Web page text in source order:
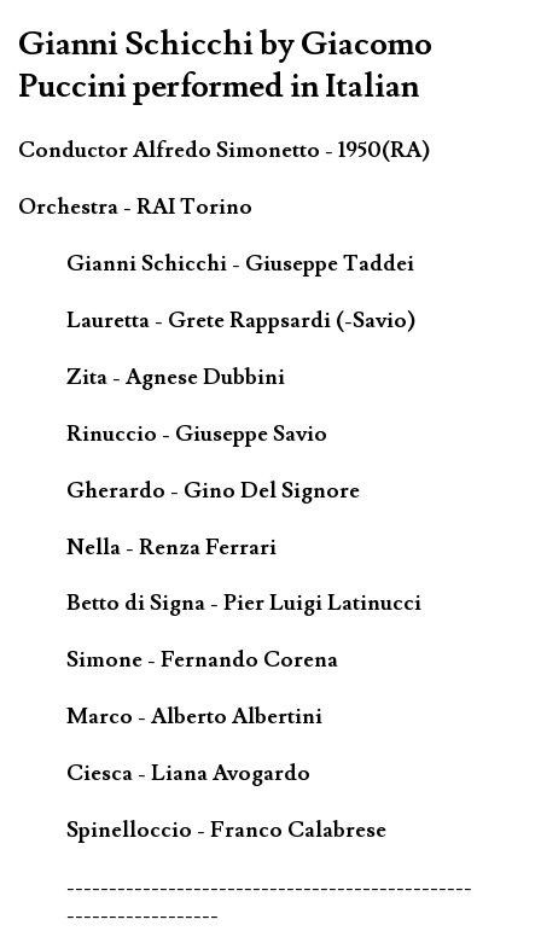
Gianni Schicchi by Giacomo
Puccini performed in Italian
Conductor Alfredo Simonetto - 1950(RA)
Orchestra - RAI Torino
Gianni Schicchi - Giuseppe Taddei
Lauretta - Grete Rappsardi (-Savio)
Zita - Agnese Dubbini
Rinuccio - Giuseppe Savio
Gherardo - Gino Del Signore
Nella - Renza Ferrari
Betto di Signa - Pier Luigi Latinucci
Simone - Fernando Corena
Marco - Alberto Albertini
Ciesca - Liana Avogardo
Spinelloccio - Franco Calabrese
------------------------------------------------
------------------